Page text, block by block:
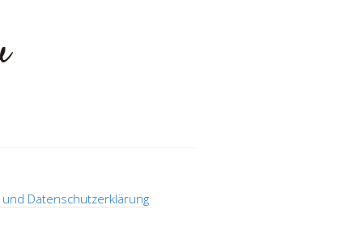
Datenschutzerklärung